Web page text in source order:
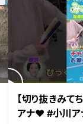
【切り抜きみて
アナ❤ #小川ア